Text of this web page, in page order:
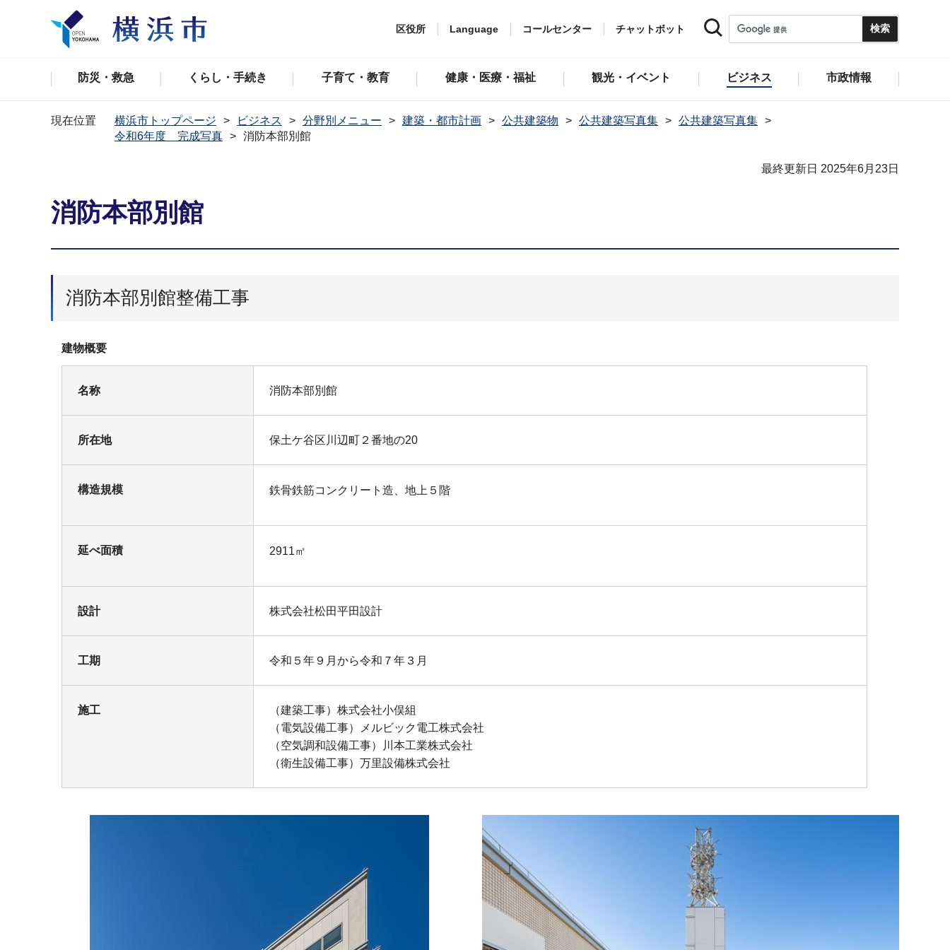
区役所 Language コールセンター チャットボット
防災・救急 くらし・手続き 子育て・教育 健康・医療・福祉 観光・イベント ビジネス 市政情報
現在位置 横浜市トップページ ビジネス 分野別メニュー 建築・都市計画 公共建築物 公共建築写真集
公共建築写真集
令和6年度 完成写真
消防本部別館
最終更新日 2025年6月23日
消防本部別館
消防本部別館整備工事
建物概要
名称 消防本部別館
所在地 保土ケ谷区川辺町２番地の20
構造規模 鉄骨鉄筋コンクリート造、地上５階
延べ面積 2911㎡
設計 株式会社松田平田設計
工期 令和５年９月から令和７年３月
施工
（建築工事）株式会社小俣組
（電気設備工事）メルビック電工株式会社
（空気調和設備工事）川本工業株式会社
（衛生設備工事）万里設備株式会社